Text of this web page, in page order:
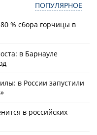
ПОПУЛЯРНОЕ
% сбора горчицы в
в Барнауле
в России запустили
в российских